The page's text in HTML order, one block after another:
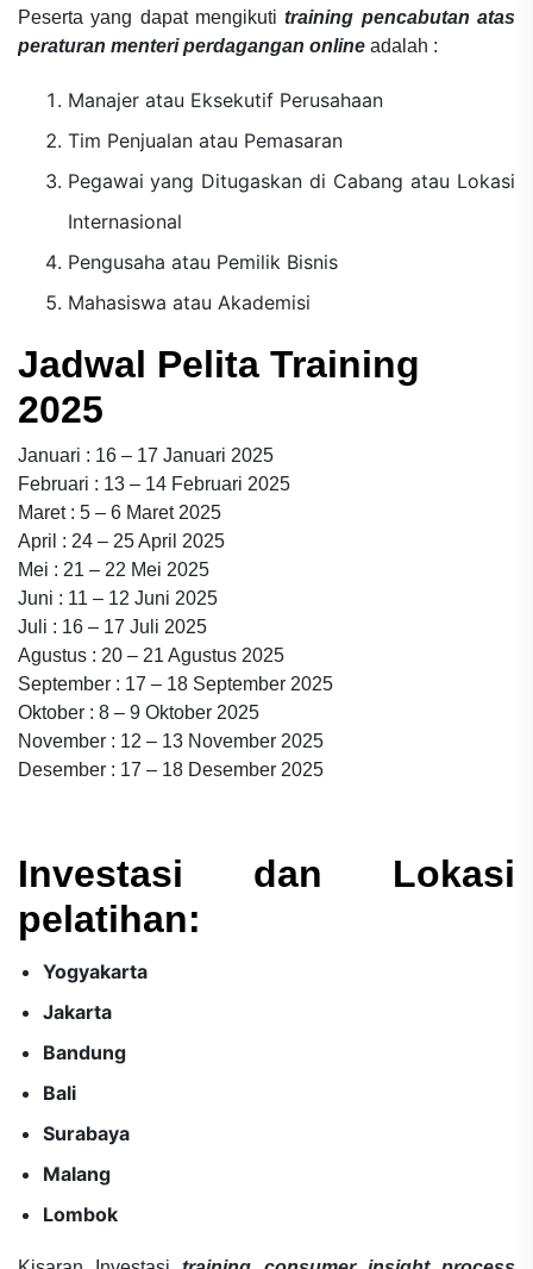
Peserta yang dapat mengikuti training pencabutan atas
peraturan menteri perdagangan online adalah :
Manajer atau Eksekutif Perusahaan
Tim Penjualan atau Pemasaran
Pegawai yang Ditugaskan di Cabang atau Lokasi
Internasional
Pengusaha atau Pemilik Bisnis
Mahasiswa atau Akademisi
Jadwal Pelita Training
2025
Januari : 16 – 17 Januari 2025
Februari : 13 – 14 Februari 2025
Maret : 5 – 6 Maret 2025
April : 24 – 25 April 2025
Mei : 21 – 22 Mei 2025
Juni : 11 – 12 Juni 2025
Juli : 16 – 17 Juli 2025
Agustus : 20 – 21 Agustus 2025
September : 17 – 18 September 2025
Oktober : 8 – 9 Oktober 2025
November : 12 – 13 November 2025
Desember : 17 – 18 Desember 2025
Investasi dan Lokasi
pelatihan:
Yogyakarta
Jakarta
Bandung
Bali
Surabaya
Malang
Lombok